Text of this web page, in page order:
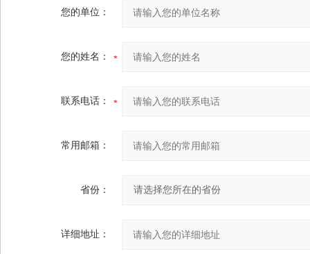
您的单位：
您的姓名：
联系电话：
常用邮箱：
省份：
详细地址：